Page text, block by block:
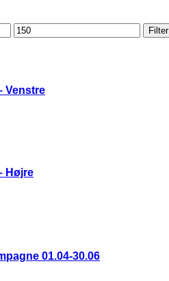
Højeste
pris
Filter
Venstre
Højre
01.04-30.06